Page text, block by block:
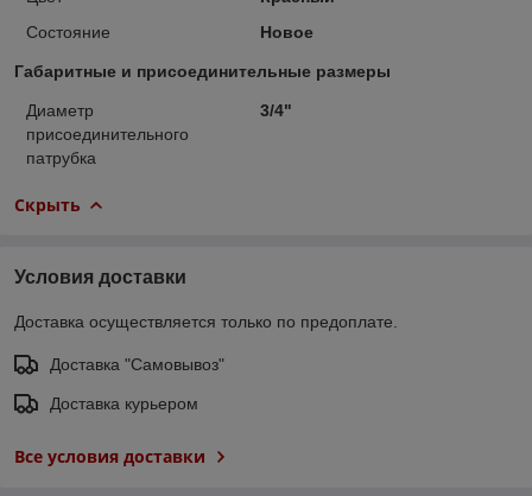
Состояние
Новое
Габаритные и присоединительные размеры
Диаметр
присоединительного
патрубка
3/4"
Скрыть
Условия доставки
Доставка осуществляется только по предоплате.
Доставка "Самовывоз"
Доставка курьером
Все условия доставки